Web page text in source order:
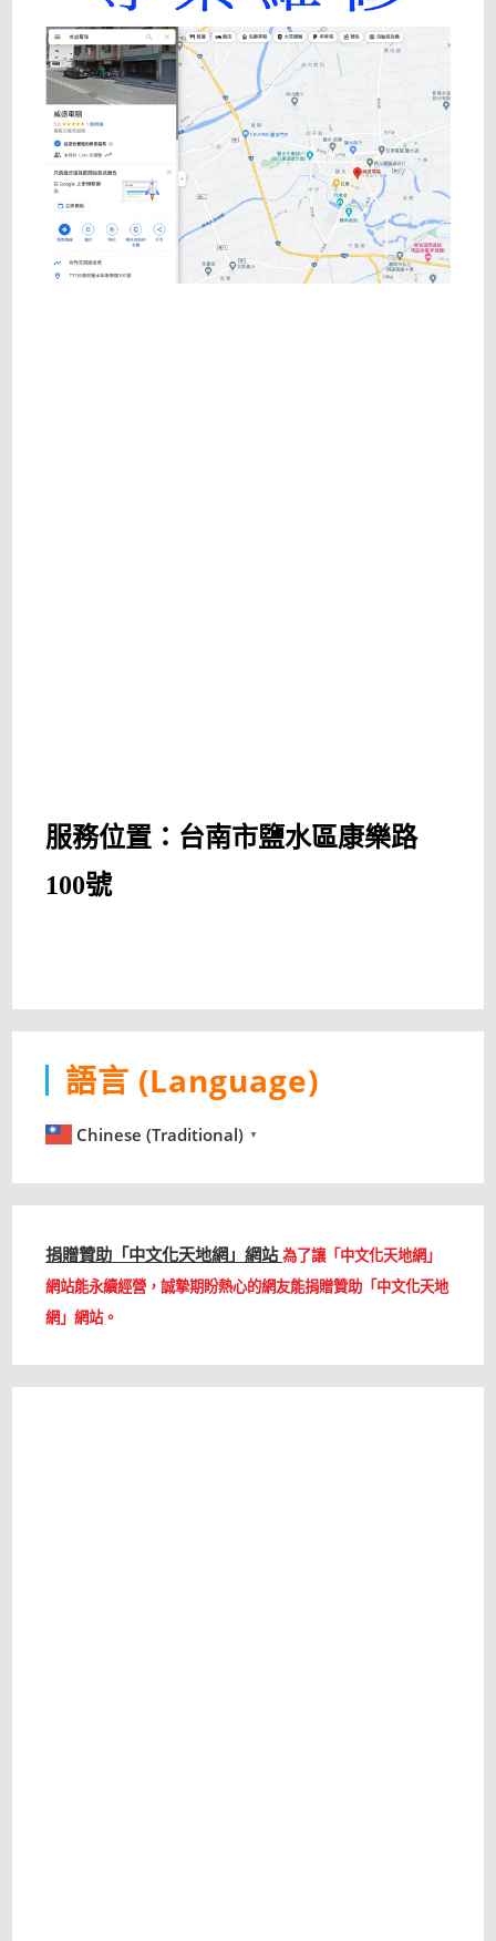
服務位置：台南市鹽水區康樂路
100號
語言 (Language)
Chinese (Traditional) ▼
捐贈贊助「中文化天地網」網站為了讓「中文化天地網」
網站能永續經營，誠摯期盼熱心的網友能捐贈贊助「中文化天地
網」網站。